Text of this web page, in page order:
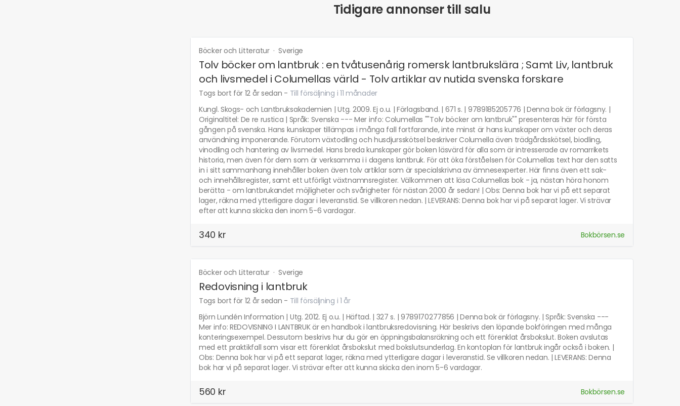
Tidigare annonser till salu
Böcker och Litteratur ·Sverige
Tolv böcker om lantbruk : en tvåtusenårig romersk lantbrukslära ; Samt Liv, lantbruk
och livsmedel i Columellas värld - Tolv artiklar av nutida svenska forskare
Togs bort för 12 år sedan - Till försäljning i 11 månader
Kungl. Skogs- och Lantbruksakademien | Utg. 2009. Ej o.u. | Förlagsband. | 671 s. | 9789185205776 | Denna bok är förlagsny. |
Originaltitel: De re rustica | Språk: Svenska --- Mer info: Columellas ""Tolv böcker om lantbruk"" presenteras här för första
gången på svenska. Hans kunskaper tillämpas i många fall fortfarande, inte minst är hans kunskaper om växter och deras
användning imponerande. Förutom växtodling och husdjursskötsel beskriver Columella även trädgårdsskötsel, biodling,
vinodling och hantering av livsmedel. Hans breda kunskaper gör boken läsvärd för alla som är intresserade av romarrikets
historia, men även för dem som är verksamma i i dagens lantbruk. För att öka förståelsen för Columellas text har den satts
in i sitt sammanhang innehåller boken även tolv artiklar som är specialskrivna av ämnesexperter. Här finns även ett sak-
och innehållsregister, samt ett utförligt växtnamnsregister. Välkommen att läsa Columellas bok - ja, nästan höra honom
berätta - om lantbrukandet möjligheter och svårigheter för nästan 2000 år sedan! | Obs: Denna bok har vi på ett separat
lager, räkna med ytterligare dagar i leveranstid. Se villkoren nedan. | LEVERANS: Denna bok har vi på separat lager. Vi strävar
efter att kunna skicka den inom 5-6 vardagar.
340 kr Bokbörsen.se
Böcker och Litteratur ·Sverige
Redovisning i lantbruk
Togs bort för 12 år sedan - Till försäljning i 1 år
Björn Lundén Information | Utg. 2012. Ej o.u. | Häftad. | 327 s. | 9789170277856 | Denna bok är förlagsny. | Språk: Svenska ---
Mer info: REDOVISNING I LANTBRUK är en handbok i lantbruksredovisning. Här beskrivs den löpande bokföringen med många
konteringsexempel. Dessutom beskrivs hur du gör en öppningsbalansräkning och ett förenklat årsbokslut. Boken avslutas
med ett praktikfall som visar ett förenklat årsbokslut med bokslutsunderlag. En kontoplan för lantbruk ingår också i boken. |
Obs: Denna bok har vi på ett separat lager, räkna med ytterligare dagar i leveranstid. Se villkoren nedan. | LEVERANS: Denna
bok har vi på separat lager. Vi strävar efter att kunna skicka den inom 5-6 vardagar.
560 kr Bokbörsen.se